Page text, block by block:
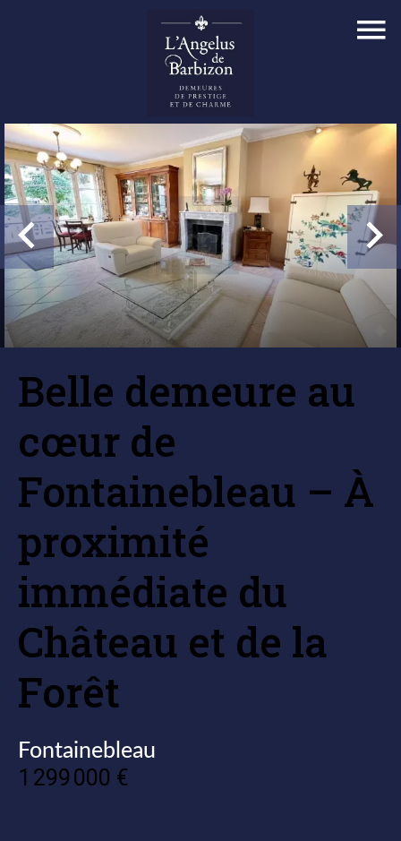
Belle demeure au
cœur de
Fontainebleau – À
proximité
immédiate du
Château et de la
Forêt
Fontainebleau
1 299 000 €